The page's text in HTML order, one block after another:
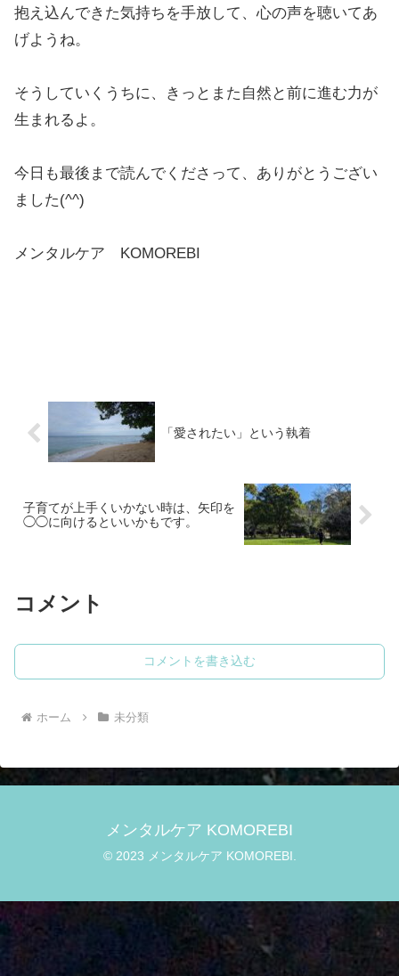
抱え込んできた気持ちを手放して、心の声を聴いてあ
げようね。
そうしていくうちに、きっとまた自然と前に進む力が
生まれるよ。
今日も最後まで読んでくださって、ありがとうござい
ました(^^)
メンタルケア KOMOREBI
「愛されたい」という執着
子育てが上手くいかない時は、矢印を
◯◯に向けるといいかもです。
コメント
コメントを書き込む
ホーム 未分類
メンタルケア KOMOREBI
© 2023 メンタルケア KOMOREBI.